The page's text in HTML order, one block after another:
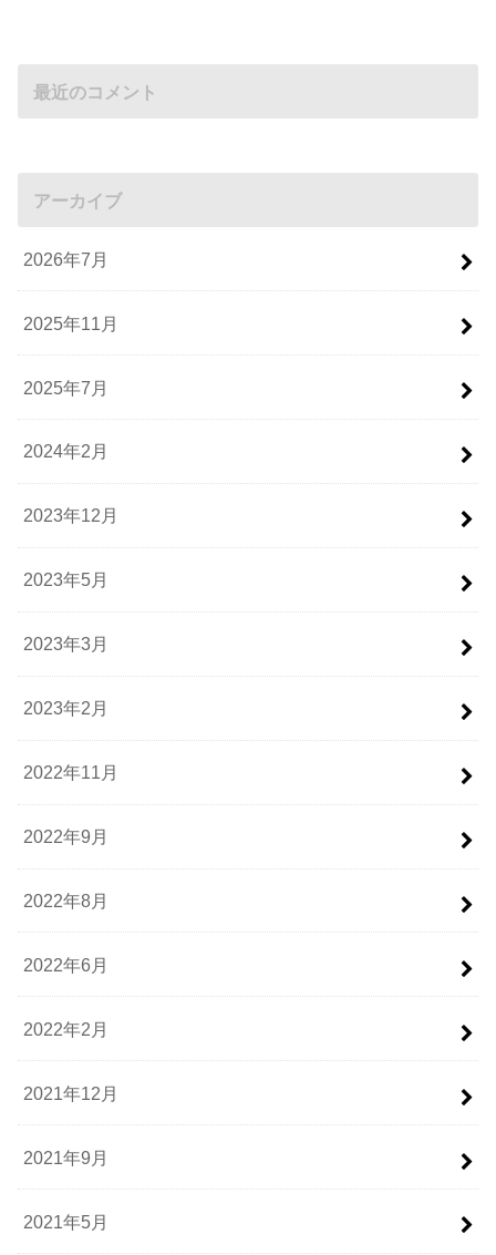
最近のコメント
アーカイブ
2026年7月
2025年11月
2025年7月
2024年2月
2023年12月
2023年5月
2023年3月
2023年2月
2022年11月
2022年9月
2022年8月
2022年6月
2022年2月
2021年12月
2021年9月
2021年5月